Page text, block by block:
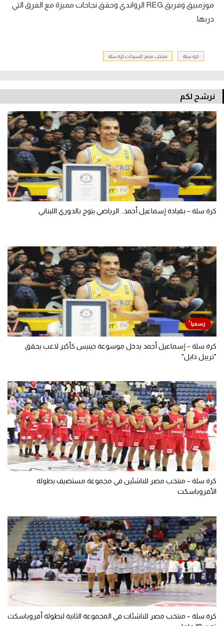
كويز في الجول
موزمبيق وفريق REG الرواندي وحقق نجاحات مميزة مع الفرق التي
دربها.
كرة سلة منتخب مصر للسيدات كرة سلة
نرشح لكم
كرة سلة – بقيادة إسماعيل أحمد.. الرياضي يتوج بالدوري اللبناني
كرة سلة – إسماعيل أحمد يدخل موسوعة جينيس كأكبر لاعب يحقق
"تريبل دابل"
كرة سلة – منتخب مصر للناشئين في مجموعة مستضيف بطولة
الأفروباسكت
كرة سلة – منتخب مصر للناشئات في المجموعة الثانية لبطولة أفروباسكت